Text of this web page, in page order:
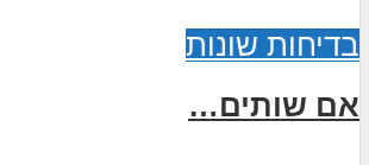
בדיחות שונות
אם שותים…